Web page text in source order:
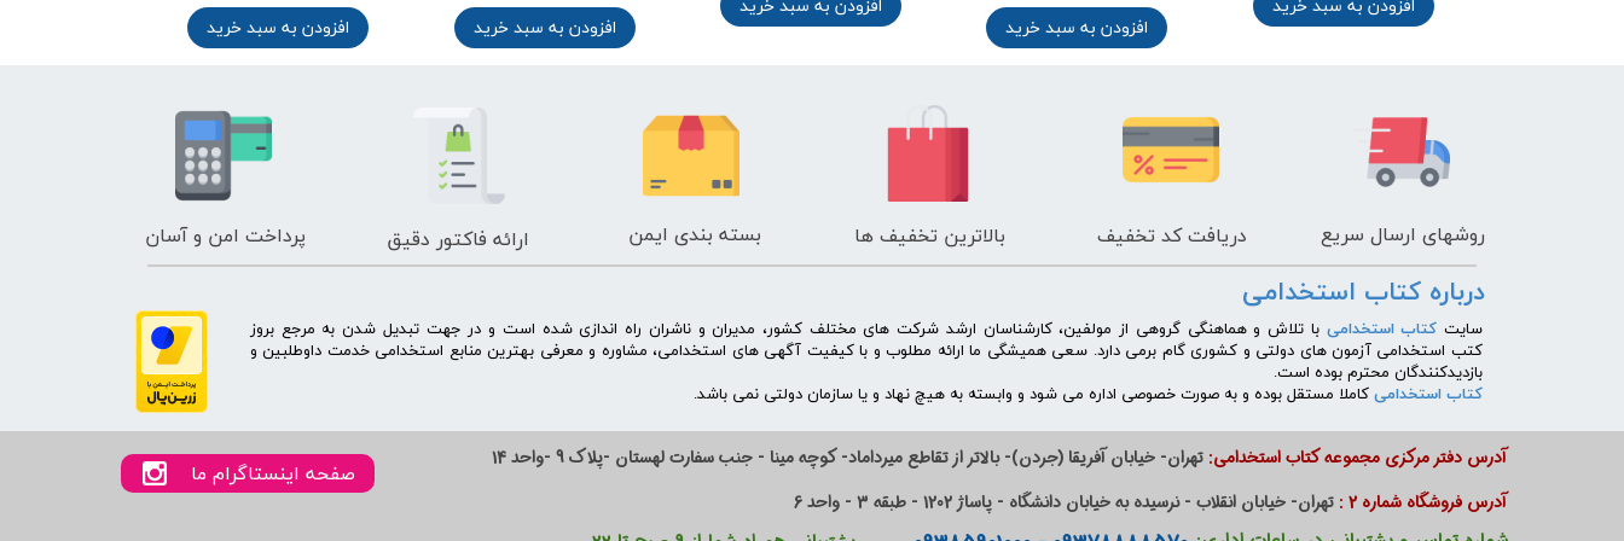
افزودن به سبد خرید افزودن به سبد خرید
افزودن به سبد خرید
افزودن به سبد خرید
افزودن به سبد خرید
روشهای ارسال سریع دریافت کد تخفیف بالاترین تخفیف ها بسته بندی ایمن ارائه فاکتور دقیق پرداخت امن و آسان
درباره کتاب استخدامی
​سایت کتاب استخدامی با تلاش و هماهنگی گروهی از مولفین، کارشناسان ارشد شرکت های مختلف کشور، مدیران و ناشران راه اندازی شده است و در جهت تبدیل شدن به مرجع بروز
کتب استخدامی آزمون های دولتی و کشوری گام برمی دارد. سعی همیشگی ما ارائه مطلوب و با کیفیت آگهی های استخدامی، مشاوره و معرفی بهترین منابع استخدامی خدمت داوطلبین و
بازدیدکنندگان محترم بوده است.
کتاب استخدامی کاملا مستقل بوده و به صورت خصوصی اداره می شود و وابسته به هیچ نهاد و یا سازمان دولتی نمی باشد.
آدرس دفتر مرکزی مجموعه کتاب استخدامی:تهران- خیابان آفریقا (جردن)- بالاتر از تقاطع میرداماد- کوچه مینا - جنب سفارت لهستان -پلاک 9 -واحد 14
صفحه اینستاگرام ما
آدرس فروشگاه شماره 2 : تهران- خیابان انقلاب - نرسیده به خیابان دانشگاه - پاساژ 1202 - طبقه 3 - واحد 6